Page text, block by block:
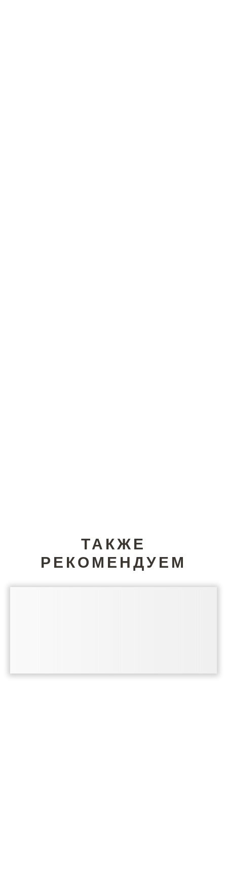
ТАКЖЕ
РЕКОМЕНДУЕМ